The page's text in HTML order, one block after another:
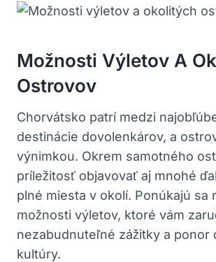
Možnosti Výletov A
Ostrovov
Chorvátsko patrí medzi
destinácie dovolenkárov, a
výnimkou. Okrem samotného
príležitosť objavovať aj mnohé
plné miesta v okolí. Ponúkajú sa
možnosti výletov, ktoré vám
nezabudnuteľné zážitky a ponor
kultúry.